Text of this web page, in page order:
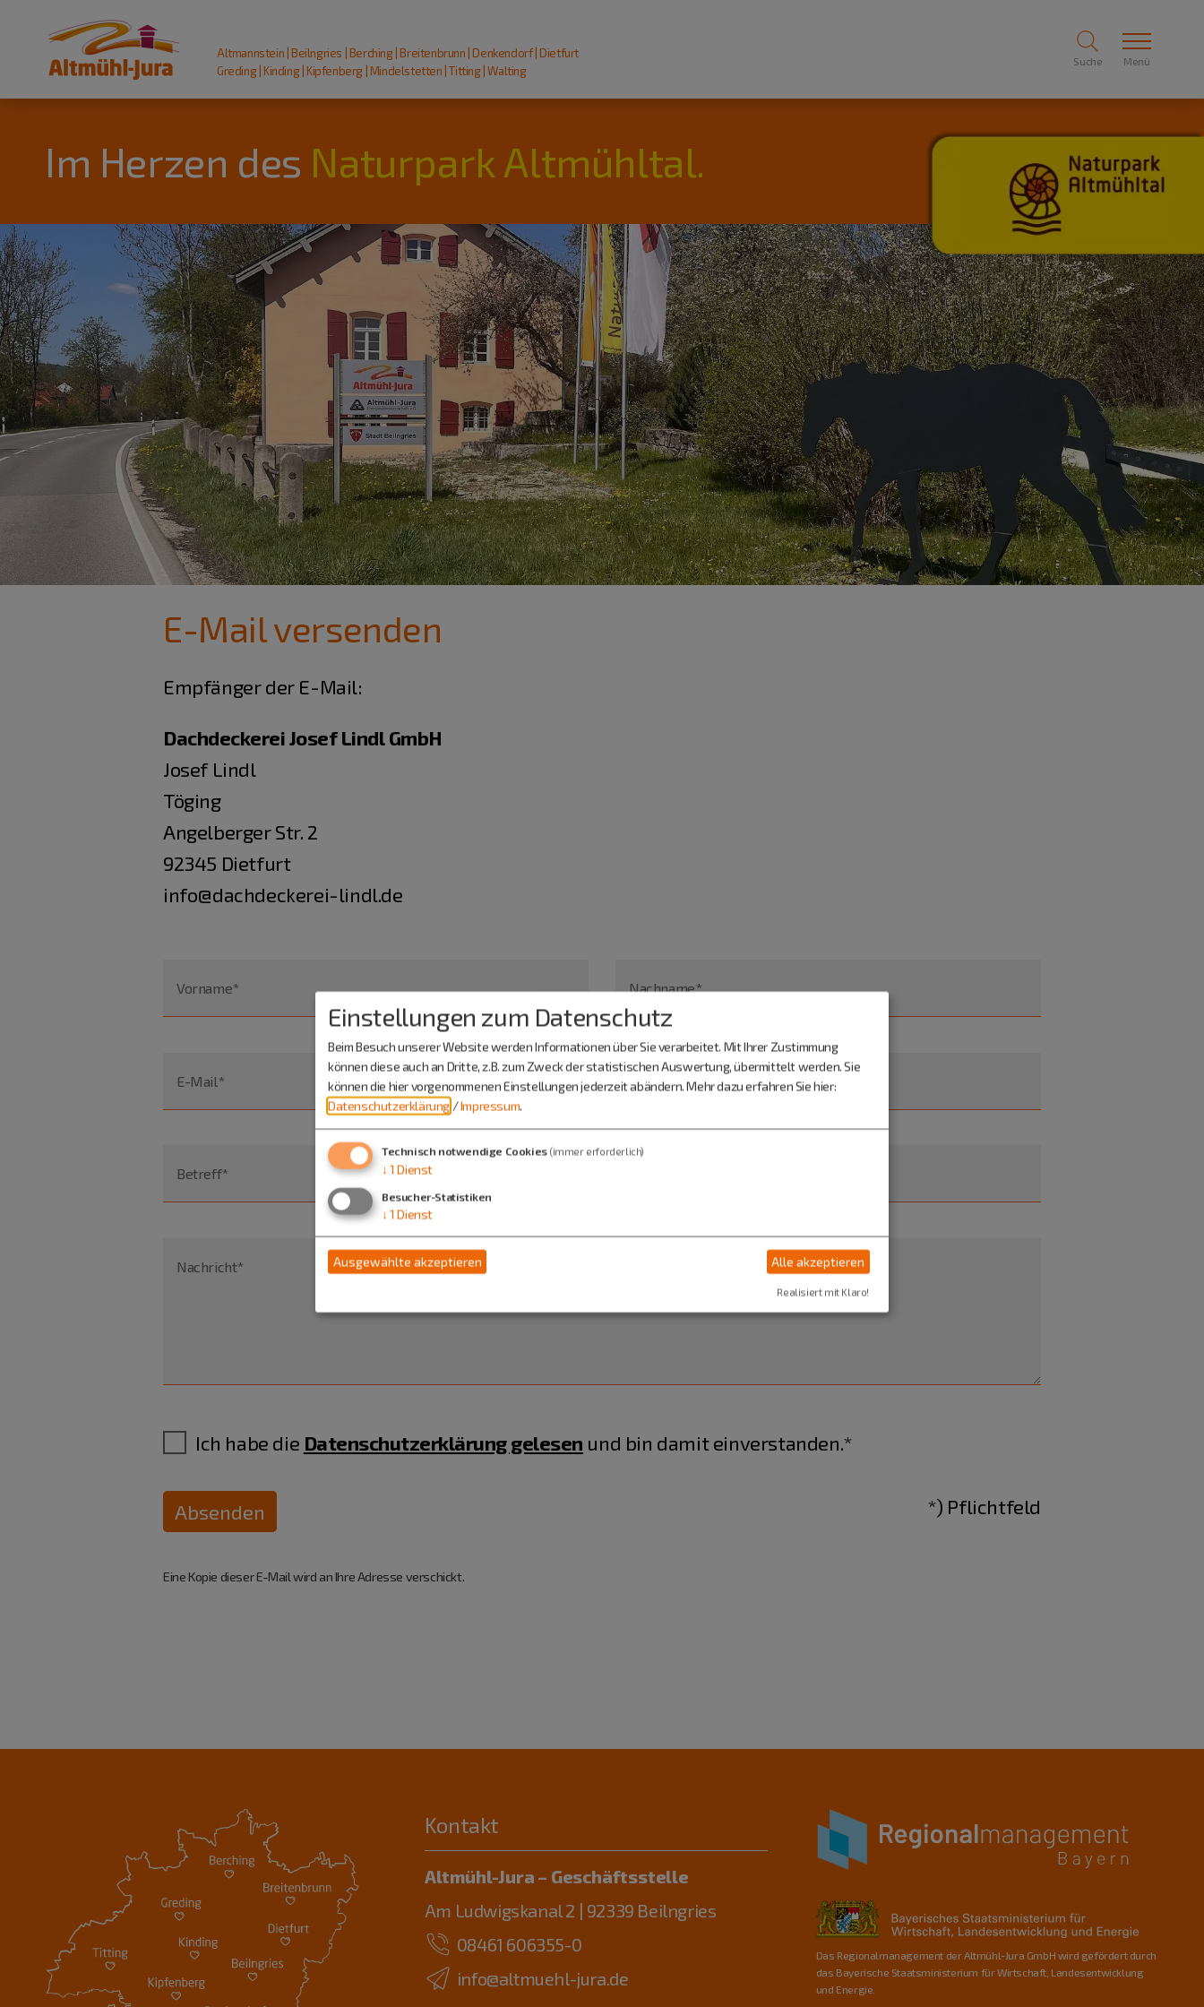
Altmannstein | Beilngries | Berching | Breitenbrunn | Denkendorf | Dietfurt
Greding | Kinding | Kipfenberg | Mindelstetten | Titting | Walting
Suche Menü
Im Herzen des Naturpark Altmühltal.
E-Mail versenden
Empfänger der E-Mail:
Dachdeckerei Josef Lindl GmbH
Josef Lindl
Töging
Angelberger Str. 2
92345 Dietfurt
info@dachdeckerei-lindl.de
Vorname* Nachname*
E-Mail*
Betreff*
Nachricht*
Ich habe die Datenschutzerklärung gelesen und bin damit einverstanden.*
Absenden *) Pflichtfeld
Eine Kopie dieser E-Mail wird an Ihre Adresse verschickt.
Kontakt
Altmühl-Jura – Geschäftsstelle
Am Ludwigskanal 2 | 92339 Beilngries
08461 606355-0
info@altmuehl-jura.de
Das Regionalmanagement der Altmühl-Jura GmbH wird gefördert durch
das Bayerische Staatsministerium für Wirtschaft, Landesentwicklung
und Energie.
Einstellungen zum Datenschutz
Beim Besuch unserer Website werden Informationen über Sie verarbeitet. Mit Ihrer Zustimmung
können diese auch an Dritte, z.B. zum Zweck der statistischen Auswertung, übermittelt werden. Sie
können die hier vorgenommenen Einstellungen jederzeit abändern. Mehr dazu erfahren Sie hier:
Datenschutzerklärung /Impressum.
Technisch notwendige Cookies (immer erforderlich)
↓ 1 Dienst
Besucher-Statistiken
↓ 1 Dienst
Ausgewählte akzeptieren Alle akzeptieren
Realisiert mit Klaro!